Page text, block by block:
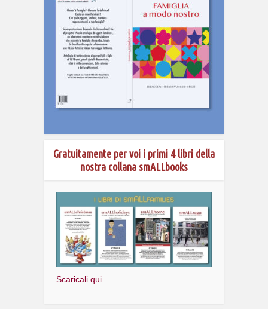
Gratuitamente per voi i primi 4 libri della
nostra collana smALLbooks
Scaricali qui